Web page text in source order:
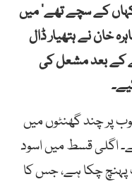
کے سچے تھے’ میں
خان نے ہتھیار ڈال
کے بعد مشعل کی
کو یوٹیوب پر چند گھنٹوں میں
اگلی قسط میں اسود
چکا ہے، جس کا